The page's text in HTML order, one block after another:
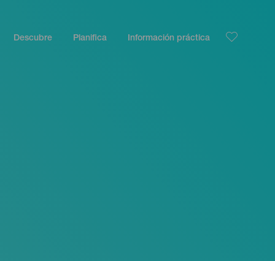
Descubre Planifica Información práctica